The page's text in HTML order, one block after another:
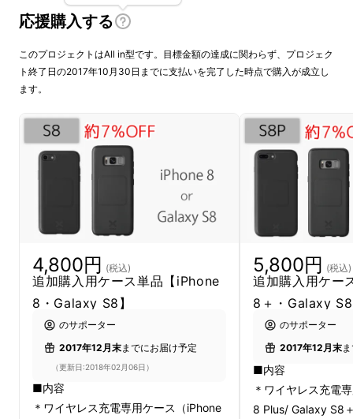
Plusには、スマホ自体にワイヤレス充電機能
（Qi）が実装されております。
そのため既存のGalaxy用ケースと同じ価格帯
になりますので、リターン選択の際はGalaxy
コースをお選びください。
（ケースの選択の画
面で、iPhone X/ iPhone 8/ iPhone 8 Plus/
Galaxy S8/ Galaxy S8+ を選択いただけるよ
うになっています）
リターン①～⑥全てに、新型iPhone3種の選
択肢を追加しております。詳しくは各リターン
コースの詳細をご確認ください。
応援購入する
このプロジェクトはAll in型です。目標金額の達成に関わらず、プロジェク
ト終了日の2017年10月30日までに支払いを完了した時点で購入が成立し
ます。
4,800円 (税込)
追加購入用ケース単品【iPhone
8・Galaxy S8】
のサポーター
2017年12月末までにお届け予定
（更新日:2018年02月06日）
■内容
＊ワイヤレス充電専用ケース（iPhone
5,800円 (税込)
追加購入用ケー
8＋・Galaxy
のサポーター
2017年12月末
■内容
＊ワイヤレス充電
8 Plus/ Galaxy S8